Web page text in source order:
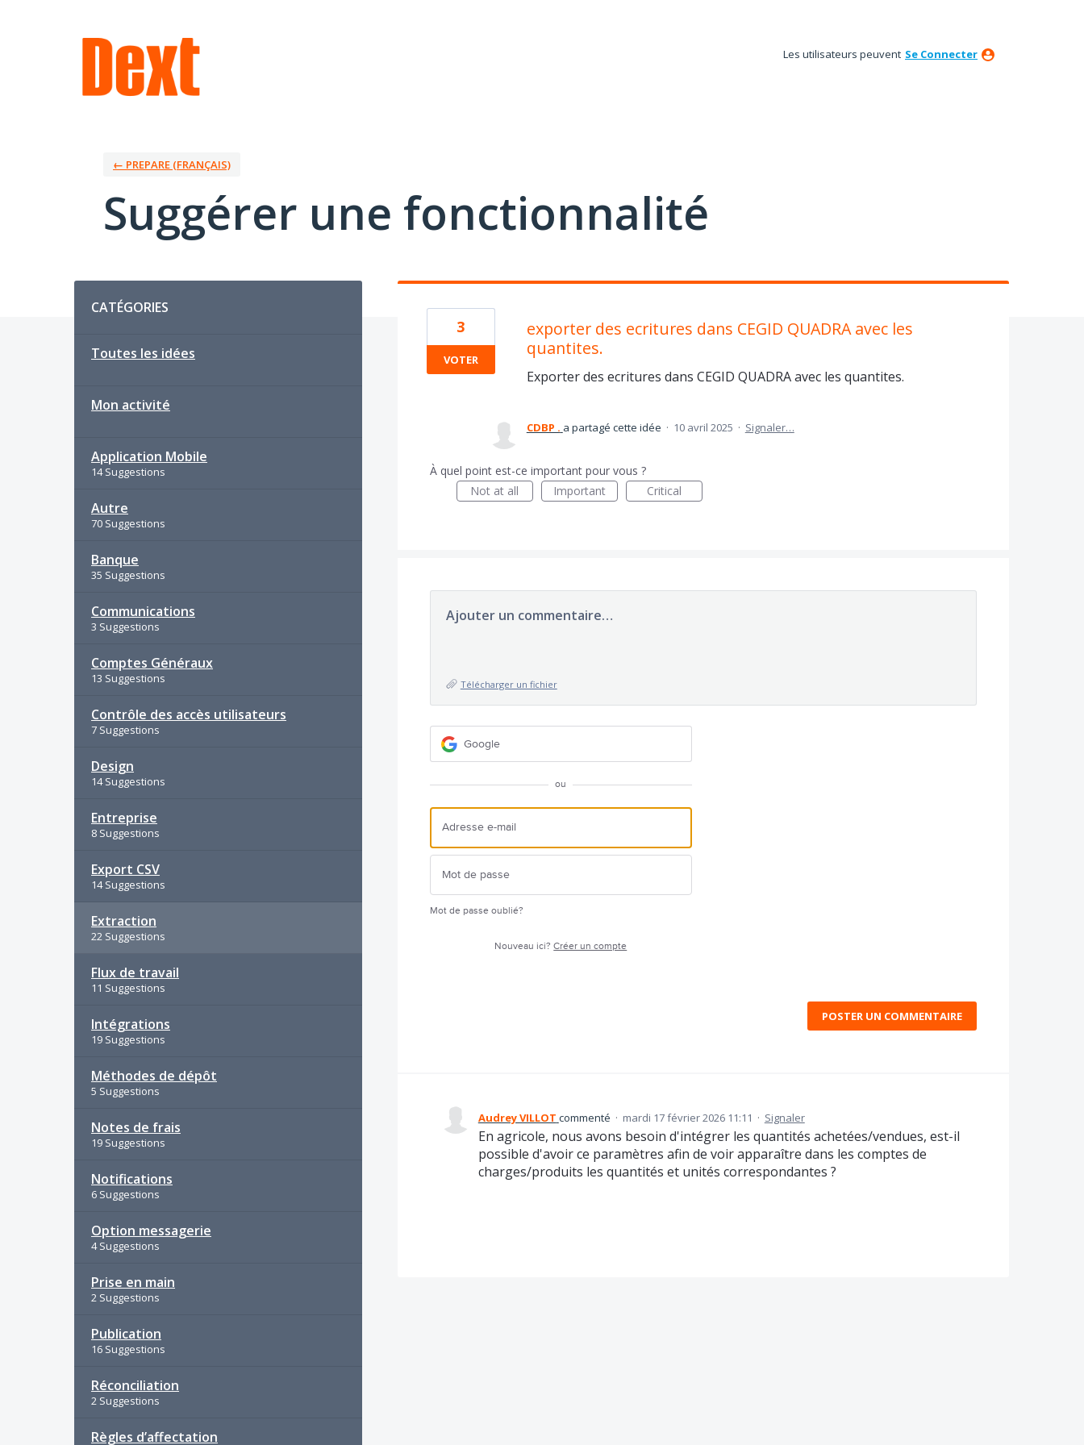
Les utilisateurs peuvent Se Connecter
← PREPARE (FRANÇAIS)
Suggérer une fonctionnalité
CATÉGORIES
Toutes les idées
Mon activité
Application Mobile
14 Suggestions
Autre
70 Suggestions
Banque
35 Suggestions
Communications
3 Suggestions
Comptes Généraux
13 Suggestions
Contrôle des accès utilisateurs
7 Suggestions
Design
14 Suggestions
Entreprise
8 Suggestions
Export CSV
14 Suggestions
Extraction
22 Suggestions
Flux de travail
11 Suggestions
Intégrations
19 Suggestions
Méthodes de dépôt
5 Suggestions
Notes de frais
19 Suggestions
Notifications
6 Suggestions
Option messagerie
4 Suggestions
Prise en main
2 Suggestions
Publication
16 Suggestions
Réconciliation
2 Suggestions
Règles d’affectation
exporter des ecritures dans CEGID QUADRA avec les
quantites.
Exporter des ecritures dans CEGID QUADRA avec les quantites.
3
VOTER
CDBP . a partagé cette idée · 10 avril 2025 · Signaler…
À quel point est-ce important pour vous ?
Not at all
Important Critical
Ajouter un commentaire…
Télécharger un fichier
Google
ou
Mot de passe oublié?
Nouveau ici?Créer un compte
POSTER UN COMMENTAIRE
Audrey VILLOT commenté · mardi 17 février 2026 11:11 · Signaler
En agricole, nous avons besoin d'intégrer les quantités achetées/vendues, est-il
possible d'avoir ce paramètres afin de voir apparaître dans les comptes de
charges/produits les quantités et unités correspondantes ?